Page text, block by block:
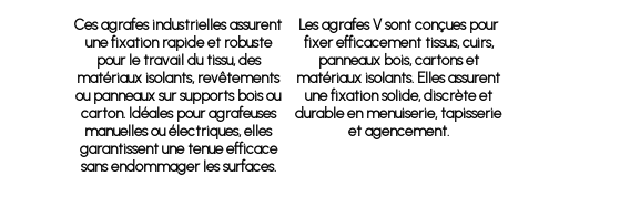
Ces agrafes industrielles assurent
une fixation rapide et robuste
pour le travail du tissu, des
matériaux isolants, revêtements
ou panneaux sur supports bois ou
carton. Idéales pour agrafeuses
manuelles ou électriques, elles
garantissent une tenue efficace
sans endommager les surfaces.
Les agrafes V sont conçues pour
fixer efficacement tissus, cuirs,
panneaux bois, cartons et
matériaux isolants. Elles assurent
une fixation solide, discrète et
durable en menuiserie, tapisserie
et agencement.